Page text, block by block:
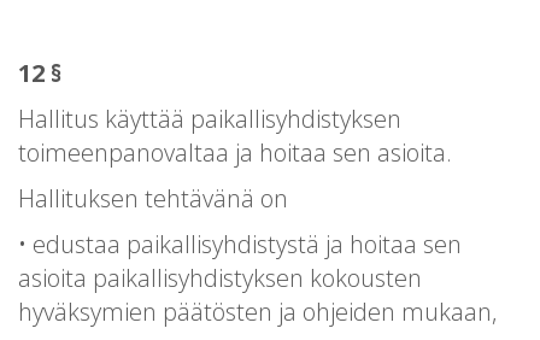
12 §
Hallitus käyttää paikallisyhdistyksen
toimeenpanovaltaa ja hoitaa sen asioita.
Hallituksen tehtävänä on
• edustaa paikallisyhdistystä ja hoitaa sen
asioita paikallisyhdistyksen kokousten
hyväksymien päätösten ja ohjeiden mukaan,